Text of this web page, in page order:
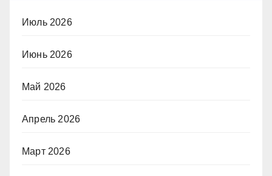
Июль 2026
Июнь 2026
Май 2026
Апрель 2026
Март 2026